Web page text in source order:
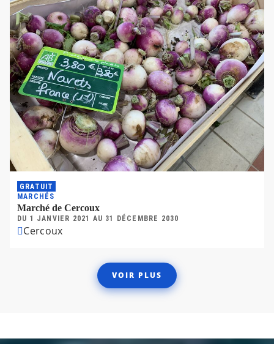
Marché de Cercoux
MARCHÉS
DU 1 JANVIER 2021 AU 31 DÉCEMBRE 2030
Cercoux
GRATUIT
VOIR PLUS